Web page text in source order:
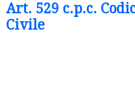
Art. 529 c.p.c.
Civile